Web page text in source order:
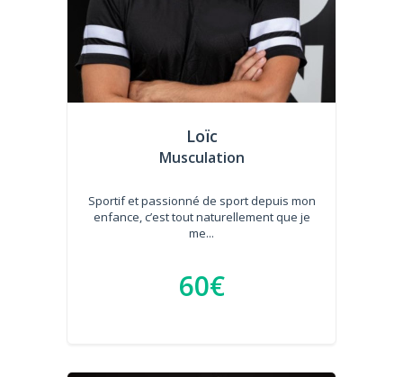
Loïc
Musculation
Sportif et passionné de sport depuis mon
enfance, c’est tout naturellement que je
me...
60€